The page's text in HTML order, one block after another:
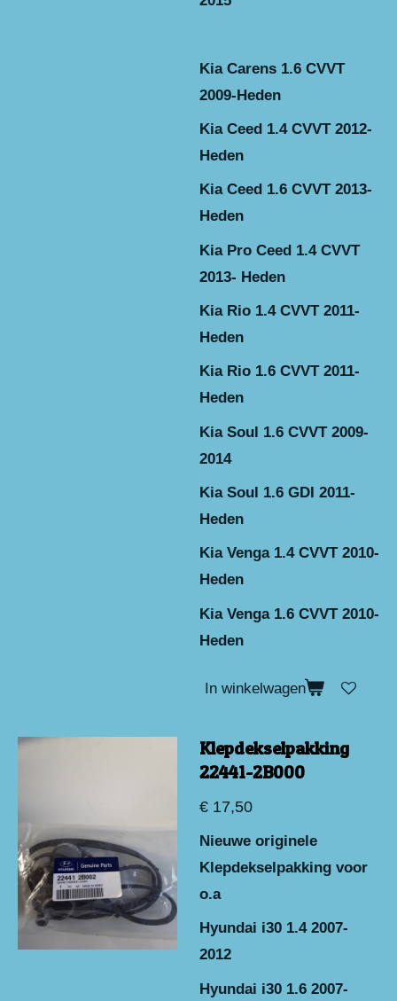
Kia Carens 1.6 CVVT
2009-Heden
Kia Ceed 1.4 CVVT 2012-
Heden
Kia Ceed 1.6 CVVT 2013-
Heden
Kia Pro Ceed 1.4 CVVT
2013- Heden
Kia Rio 1.4 CVVT 2011-
Heden
Kia Rio 1.6 CVVT 2011-
Heden
Kia Soul 1.6 CVVT 2009-
2014
Kia Soul 1.6 GDI 2011-
Heden
Kia Venga 1.4 CVVT 2010-
Heden
Kia Venga 1.6 CVVT 2010-
Heden
In winkelwagen
Klepdekselpakking
22441-2B000
€ 17,50
Nieuwe originele
Klepdekselpakking voor
o.a
Hyundai i30 1.4 2007-
2012
Hyundai i30 1.6 2007-